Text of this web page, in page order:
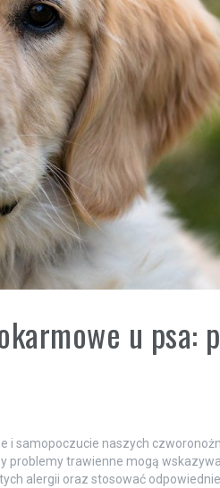
u psa:
samopoczucie naszych
problemy trawienne mogą
alergii oraz stosować